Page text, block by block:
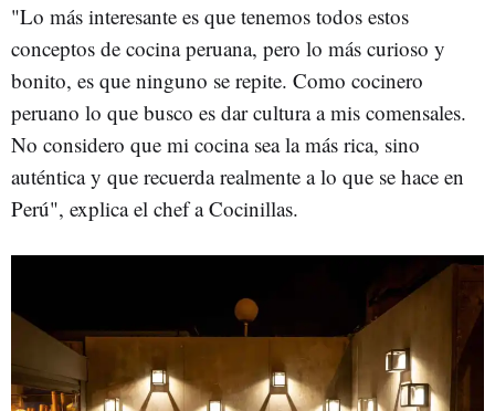
"Lo más interesante es que tenemos todos estos
conceptos de cocina peruana, pero lo más curioso y
bonito, es que ninguno se repite. Como cocinero
peruano lo que busco es dar cultura a mis comensales.
No considero que mi cocina sea la más rica, sino
auténtica y que recuerda realmente a lo que se hace en
Perú", explica el chef a Cocinillas.